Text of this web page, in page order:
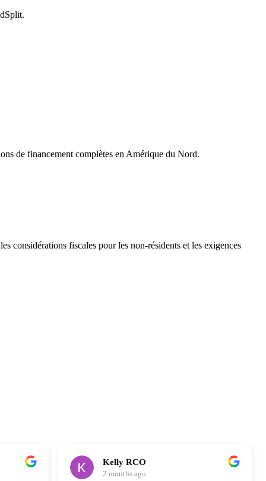
de financement complètes en Amérique du Nord.
considérations fiscales pour les non-résidents et les exigences
Kelly RCO
2 months ago